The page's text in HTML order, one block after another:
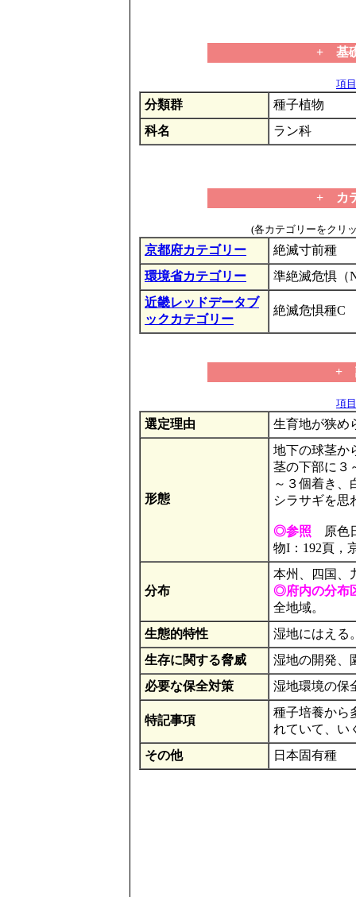
+ 基
項
分類群
種子植物
科名
ラン科
+ カ
(各カテゴリーをクリ
京都府カテゴリー
絶滅寸前種
環境省カテゴリー
準絶滅危惧（
近畿レッドデータブ
ックカテゴリー
絶滅危惧種C
+
項
選定理由 生育地が狭め
形態
地下の球茎か
茎の下部に３
～３個着き、
シラサギを思
◎参照 原色
物I：192頁，
分布
本州、四国、
◎府内の分布
全地域。
生態的特性
湿地にはえる
生存に関する脅威
湿地の開発、
必要な保全対策
湿地環境の保
特記事項
種子培養から
れていて、い
その他
日本固有種